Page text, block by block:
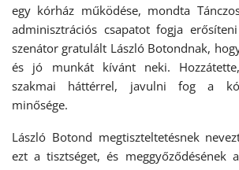
egy kórház működése, mondta
adminisztrációs csapatot fogja
szenátor gratulált László Botondnak,
és jó munkát kívánt neki.
szakmai háttérrel, javulni fog a
minősége.
László Botond megtiszteltetésnek
ezt a tisztséget, és meggyőződésének